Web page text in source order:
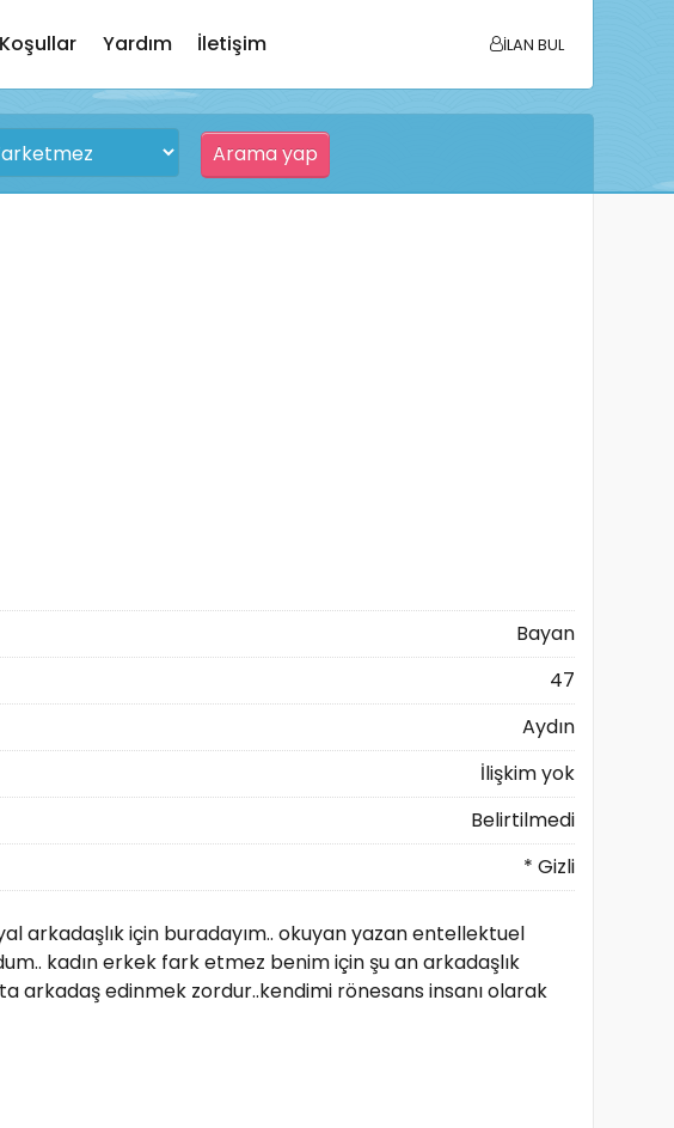
Koşullar Yardım İletişim İLAN BUL
Bayan
47
Aydın
İlişkim yok
Belirtilmedi
* Gizli
arkadaşlık için buradayım.. okuyan yazan entellektuel
kadın erkek fark etmez benim için şu an arkadaşlık
arkadaş edinmek zordur..kendimi rönesans insanı olarak